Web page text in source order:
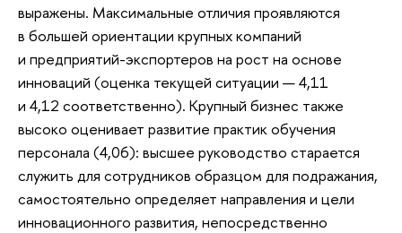
выражены. Максимальные отличия проявляются
в большей ориентации крупных компаний
и предприятий-экспортеров на рост на основе
инноваций (оценка текущей ситуации — 4,11
и 4,12 соответственно). Крупный бизнес также
высоко оценивает развитие практик обучения
персонала (4,06): высшее руководство старается
служить для сотрудников образцом для подражания,
самостоятельно определяет направления и цели
инновационного развития, непосредственно